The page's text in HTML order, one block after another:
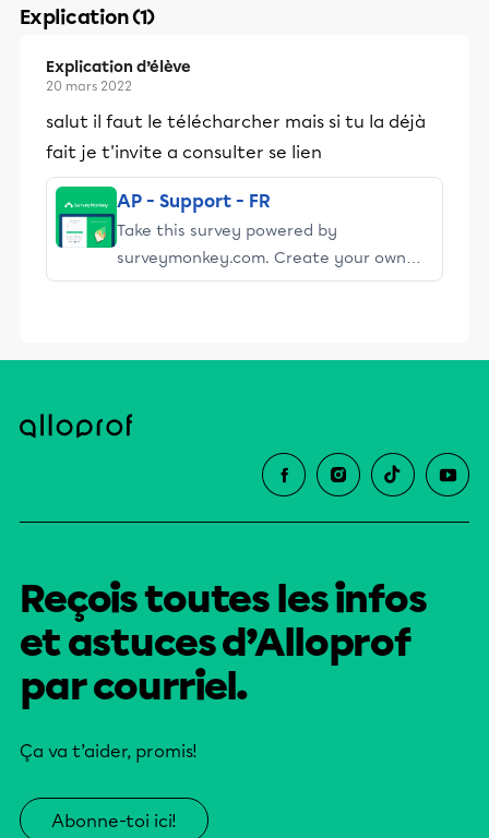
Explication (1)
Explication d’élève
20 mars 2022
salut il faut le télécharcher mais si tu la déjà
fait je t'invite a consulter se lien
AP - Support - FR
Take this survey powered by
surveymonkey.com. Create your own
surveys for free.
Reçois toutes les infos
et astuces d’Alloprof
par courriel.
Ça va t’aider, promis!
Abonne-toi ici!